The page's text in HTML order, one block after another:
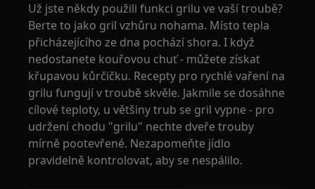
Už jste někdy použili funkci grilu ve vaší troubě?
Berte to jako gril vzhůru nohama. Místo tepla
přicházejícího ze dna pochází shora. I když
nedostanete kouřovou chuť - můžete získat
křupavou kůrčičku. Recepty pro rychlé vaření na
grilu fungují v troubě skvěle. Jakmile se dosáhne
cílové teploty, u většiny trub se gril vypne - pro
udržení chodu "grilu" nechte dveře trouby
mírně pootevřené. Nezapomeňte jídlo
pravidelně kontrolovat, aby se nespálilo.